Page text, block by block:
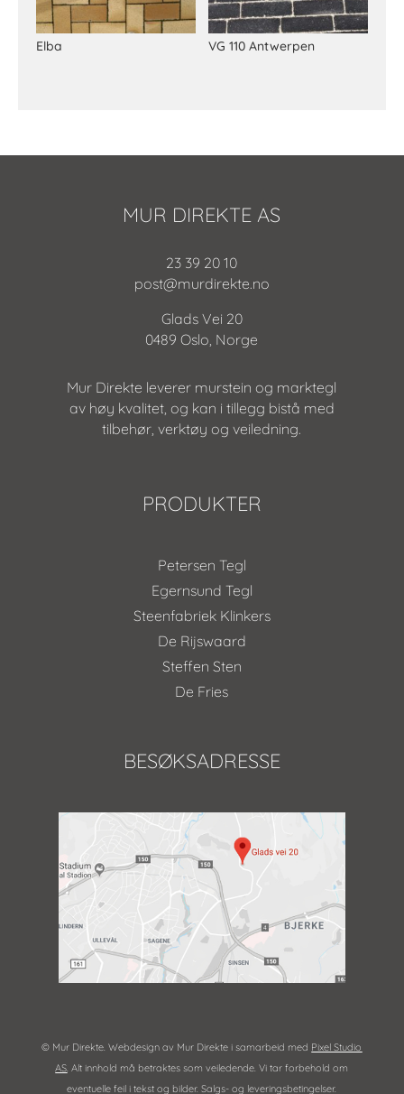
Elba VG 110 Antwerpen
MUR DIREKTE AS
23 39 20 10
post@murdirekte.no
Glads Vei 20
0489 Oslo, Norge
Mur Direkte leverer murstein og marktegl
av høy kvalitet, og kan i tillegg bistå med
tilbehør, verktøy og veiledning.
PRODUKTER
Petersen Tegl
Egernsund Tegl
Steenfabriek Klinkers
De Rijswaard
Steffen Sten
De Fries
BESØKSADRESSE
© Mur Direkte. Webdesign av Mur Direkte i samarbeid med Pixel Studio
AS. Alt innhold må betraktes som veiledende. Vi tar forbehold om
eventuelle feil i tekst og bilder. Salgs- og leveringsbetingelser.